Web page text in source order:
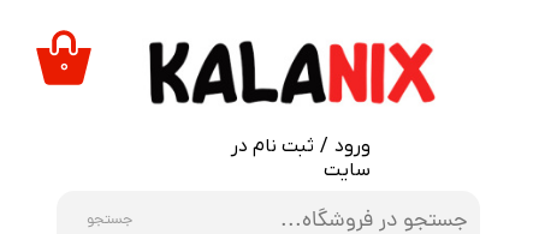
جستجو
ورود / ثبت نام در
سایت
حساب کاربری من
تغییر گذر واژه
خروج از حساب کاربری
۰